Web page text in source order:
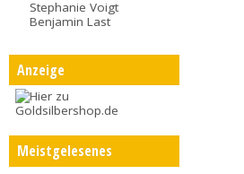
Stephanie Voigt
Benjamin Last
Anzeige
Meistgelesenes